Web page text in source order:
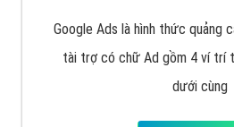
Google Ads là hình thức quảng
tài trợ có chữ Ad gồm 4 ví trí
dưới cùng